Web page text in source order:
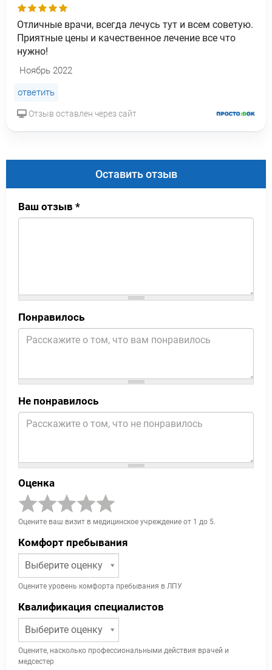
Отличные врачи, всегда лечусь тут и всем советую.
Приятные цены и качественное лечение все что
нужно!
Ноябрь 2022
ответить
Отзыв оставлен через сайт
Оставить отзыв
Ваш отзыв *
Понравилось
Не понравилось
Оценка
Оцените ваш визит в медицинское учреждение от 1 до 5.
Комфорт пребывания
Выберите оценку
Оцените уровень комфорта пребывания в ЛПУ
Квалификация специалистов
Выберите оценку
Оцените, насколько профессиональными действия врачей и
медсестер